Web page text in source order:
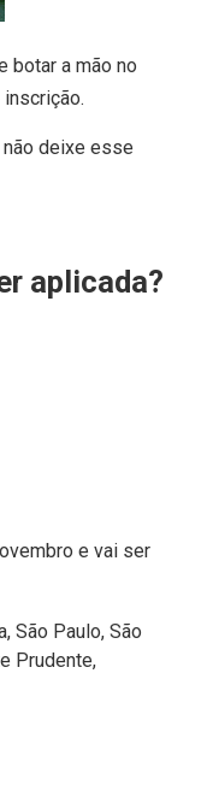
botar a mão no
deixe esse
aplicada?
e vai ser
São Paulo, São
Prudente,